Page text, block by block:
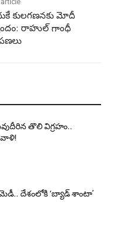
article
కులగణనకు మోదీ
రాహుల్‌ గాంధీ
తొలి విగ్రహం..
దేశంలోకి ‘బ్యాడ్ శాంటా’